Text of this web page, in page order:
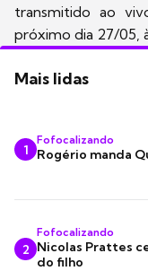
transmitido ao
próximo dia 27/05,
Mais lidas
1
Fofocalizando
Rogério manda
2
Fofocalizando
Nicolas Prattes
do filho